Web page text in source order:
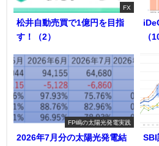
FX
松井自動売買で1億円を目指
す！（2）
（
FP嶋の太陽光発電実践
2026年7月分の太陽光発電結